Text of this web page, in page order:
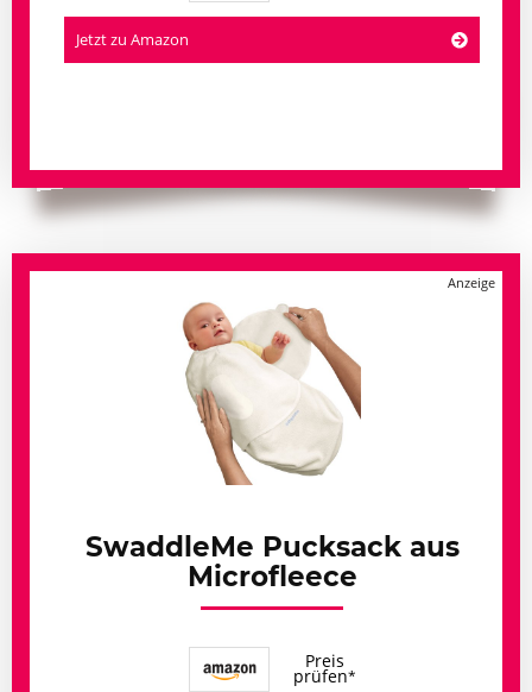
Jetzt zu Amazon
SwaddleMe Pucksack aus
Microfleece
Preis
prüfen